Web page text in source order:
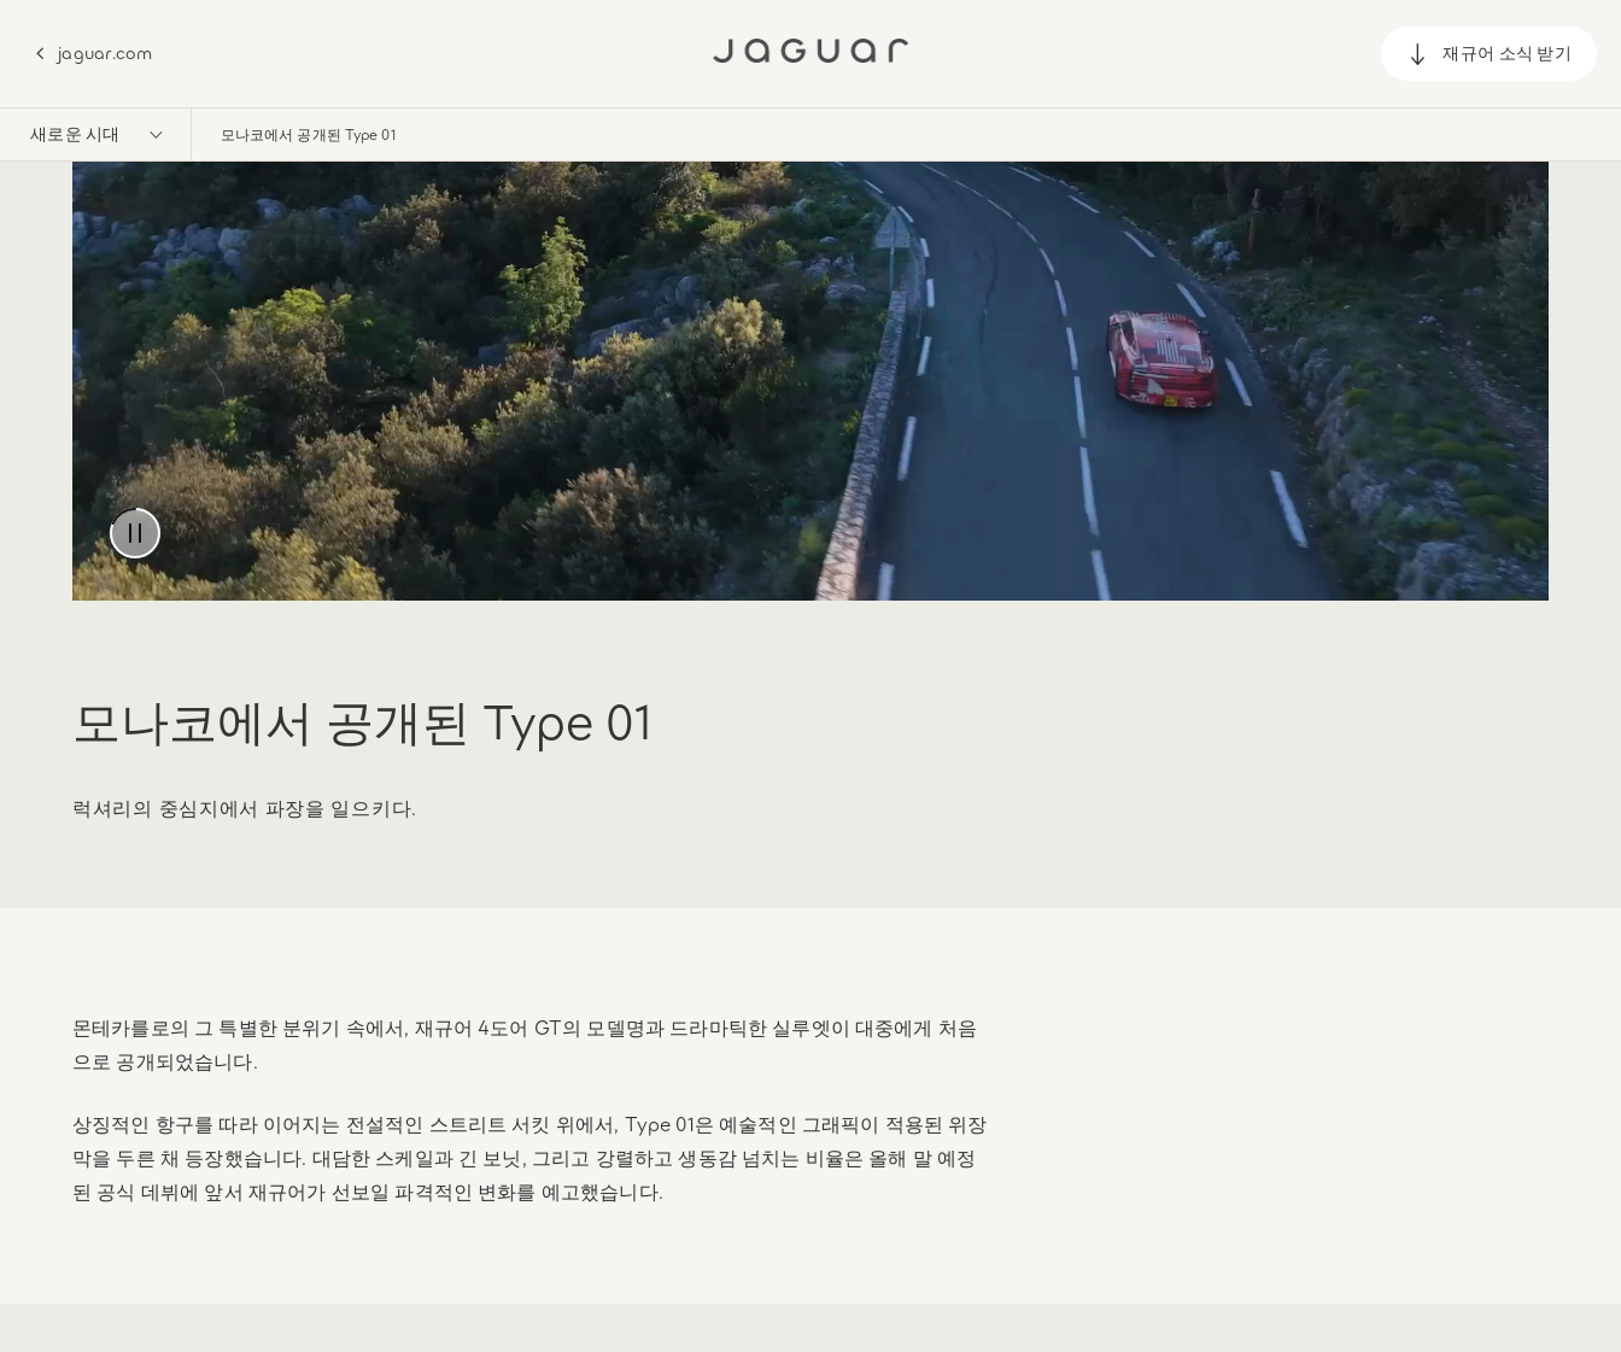
jaguar.com 재규어 소식 받기
새로운 시대 모나코에서 공개된 Type 01
모나코에서 공개된 Type 01
럭셔리의 중심지에서 파장을 일으키다.
몬테카를로의 그 특별한 분위기 속에서, 재규어 4도어 GT의 모델명과 드라마틱한 실루엣이 대중에게 처음
으로 공개되었습니다.
상징적인 항구를 따라 이어지는 전설적인 스트리트 서킷 위에서, Type 01은 예술적인 그래픽이 적용된 위장
막을 두른 채 등장했습니다. 대담한 스케일과 긴 보닛, 그리고 강렬하고 생동감 넘치는 비율은 올해 말 예정
된 공식 데뷔에 앞서 재규어가 선보일 파격적인 변화를 예고했습니다.